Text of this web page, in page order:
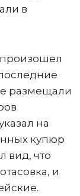
в
размещали
на
купюр
вид, что
и